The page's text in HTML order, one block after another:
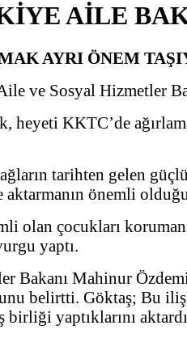
AİLE
AYRI ÖNEM
ve Sosyal Hizmetler
heyeti KKTC’de
tarihten gelen
önemli
olan çocukları
yaptı.
Bakanı Mahinur
belirtti. Göktaş; Bu
birliği yaptıklarını